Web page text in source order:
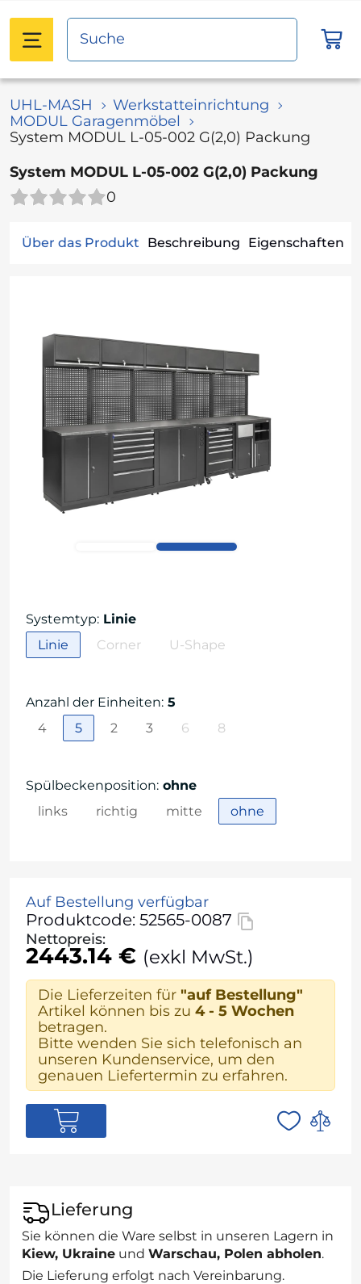
UHL-MASH
Werkstatteinrichtung
MODUL Garagenmöbel
System MODUL L-05-002 G(2,0) Packung
System MODUL L-05-002 G(2,0) Packung
0
Über das Produkt Beschreibung Eigenschaften
Systemtyp: Linie
Linie
Corner U-Shape
Anzahl der Einheiten: 5
4
5 2 3 6 8
Spülbeckenposition: ohne
links
richtig mitte ohne
Auf Bestellung verfügbar
Produktcode: 52565-0087
Nettopreis:
2443.14 € (exkl MwSt.)
Die Lieferzeiten für "auf Bestellung"
Artikel können bis zu 4 - 5 Wochen
betragen.
Bitte wenden Sie sich telefonisch an
unseren Kundenservice, um den
genauen Liefertermin zu erfahren.
Lieferung
Sie können die Ware selbst in unseren Lagern in
Kiew, Ukraine und Warschau, Polen abholen.
Die Lieferung erfolgt nach Vereinbarung.